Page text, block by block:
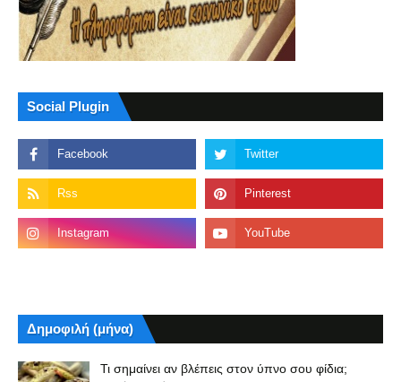
Social Plugin
Δημοφιλή (μήνα)
Τι σημαίνει αν βλέπεις στον ύπνο σου φίδια;